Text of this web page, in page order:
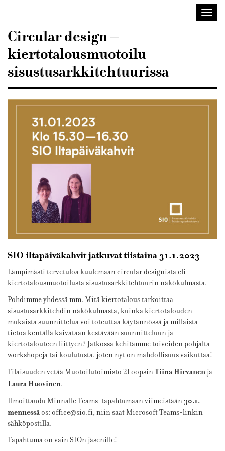
Circular design –
kiertotalousmuotoilu
sisustusarkkitehtuurissa
SIO iltapäiväkahvit jatkuvat tiistaina 31.1.2023
Lämpimästi tervetuloa kuulemaancirculardesignista eli
kiertotalousmuotoilusta sisustusarkkitehtuurin näkökulmasta.
Pohdimme yhdessä mm. Mitä kiertotalous tarkoittaa
sisustusarkkitehdin näkökulmasta, kuinka kiertotalouden
mukaista suunnittelua voi toteuttaa käytännössä ja millaista
tietoa kentällä kaivataan kestävään suunnitteluun ja
kiertotalouteen liittyen? Jatkossa kehitämme toiveiden pohjalta
workshopeja tai koulutusta, joten nyt on mahdollisuus vaikuttaa!
Tilaisuuden vetää Muotoilutoimisto 2LoopsinTiina Hirvanenja
Laura Huovinen.
Ilmoittaudu Minnalle Teams-tapahtumaan viimeistään 30.1.
mennessäos: office@sio.fi, niin saat Microsoft Teams-linkin
sähköpostilla.
Tapahtuma on vain SIOn jäsenille!